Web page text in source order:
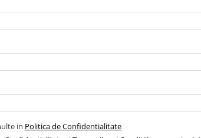
in Politica de Confidentialitate